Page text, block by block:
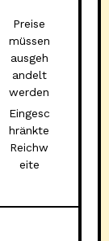
Preise
müssen
ausgeh
andelt
werden
Eingesc
hränkte
Reichw
eite